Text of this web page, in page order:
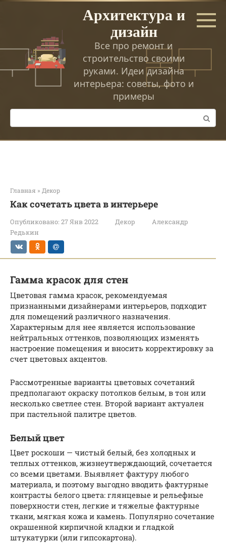
Перейти
Архитектура и
дизайн
Все про ремонт и
строительство своими
руками. Идеи дизайна
интерьера: советы, фото и
примеры
Поиск:
Главная » Декор
Как сочетать цвета в интерьере
Опубликовано: 27 Янв 2022 Декор
Александр
Редькин
Гамма красок для стен
Цветовая гамма красок, рекомендуемая
признанными дизайнерами интерьеров, подходит
для помещений различного назначения.
Характерным для нее является использование
нейтральных оттенков, позволяющих изменять
настроение помещения и вносить корректировку за
счет цветовых акцентов.
Рассмотренные варианты цветовых сочетаний
предполагают окраску потолков белым, в тон или
несколько светлее стен. Второй вариант актуален
при пастельной палитре цветов.
Белый цвет
Цвет роскоши — чистый белый, без холодных и
теплых оттенков, жизнеутверждающий, сочетается
со всеми цветами. Выявляет фактуру любого
материала, и поэтому выгодно вводить фактурные
контрасты белого цвета: глянцевые и рельефные
поверхности стен, легкие и тяжелые фактурные
ткани, мягкая кожа и камень. Популярно сочетание
окрашенной кирпичной кладки и гладкой
штукатурки (или гипсокартона).